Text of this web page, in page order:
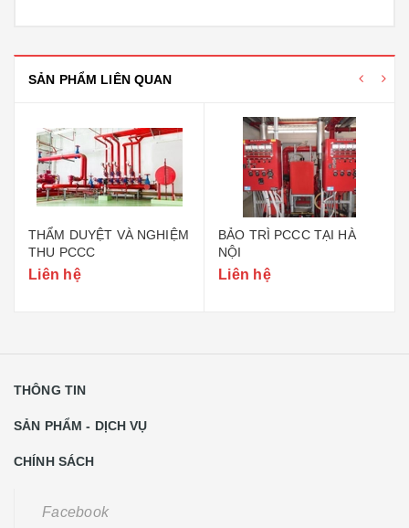
SẢN PHẨM LIÊN QUAN
THẨM DUYỆT VÀ NGHIỆM
THU PCCC
Liên hệ
BẢO TRÌ PCCC TẠI HÀ
NỘI
Liên hệ
THÔNG TIN
SẢN PHẨM - DỊCH VỤ
CHÍNH SÁCH
Facebook